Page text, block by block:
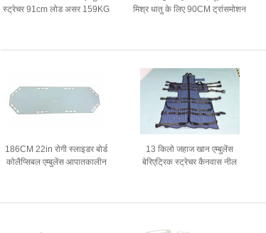
स्ट्रेचर 91cm लोड असर 159KG
मिश्र धातु के लिए 90CM ट्रांसमोशन
186CM 22in रोगी स्लाइडर बोर्ड
कोलैप्सिबल एम्बुलेंस आपातकालीन
13 किलो जहाज खान एम्बुलेंस
बेरिएट्रिक स्ट्रेचर कैनवास नील